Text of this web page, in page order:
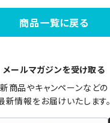
商品一覧に戻る
メールマガジンを受け取る
新商品やキャンペーンなどの
新情報をお届けいたします。